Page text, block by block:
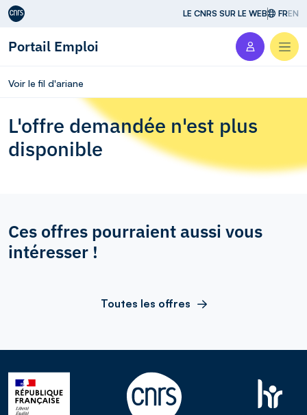
Aller au contenu LE CNRS SUR LE WEB FREN
Portail Emploi
Voir le fil d'ariane
L'offre demandée n'est plus
disponible
Ces offres pourraient aussi vous
intéresser !
Toutes les offres